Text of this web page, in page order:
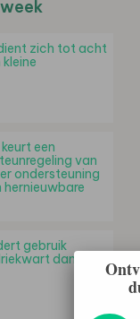
zich tot acht
een
van
ondersteuning
gebruik
dankzij